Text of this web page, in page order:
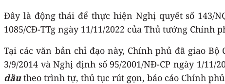
Đây là động thái để thực hiện Nghị quyết số 143/
1085/CĐ-TTg ngày 11/11/2022 của Thủ tướng Chính
Tại các văn bản chỉ đạo này, Chính phủ đã giao
3/9/2014 và Nghị định số 95/2001/NĐ-CP ngày 1/
dầutheo trình tự, thủ tục rút gọn, báo cáo Chính